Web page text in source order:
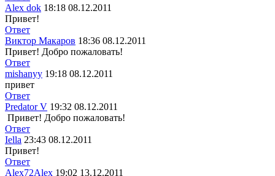
Alex dok 18:18 08.12.2011
Привет!
Ответ
Виктор Макаров 18:36 08.12.2011
Привет! Добро пожаловать!
Ответ
mishanyy 19:18 08.12.2011
привет
Ответ
Predator V 19:32 08.12.2011
Привет! Добро пожаловать!
Ответ
Iella 23:43 08.12.2011
Привет!
Ответ
Alex72Alex 19:02 13.12.2011